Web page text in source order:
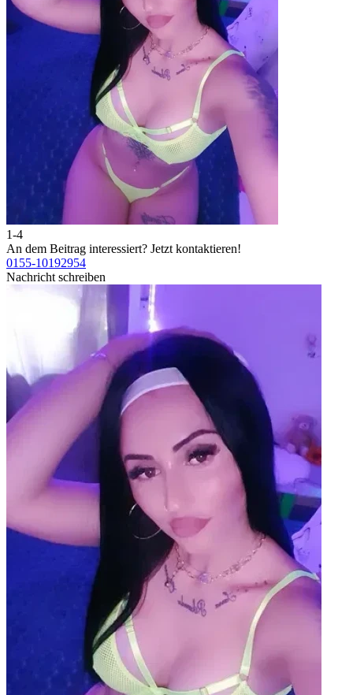
1-4
An dem Beitrag interessiert? Jetzt kontaktieren!
0155-10192954
Nachricht schreiben